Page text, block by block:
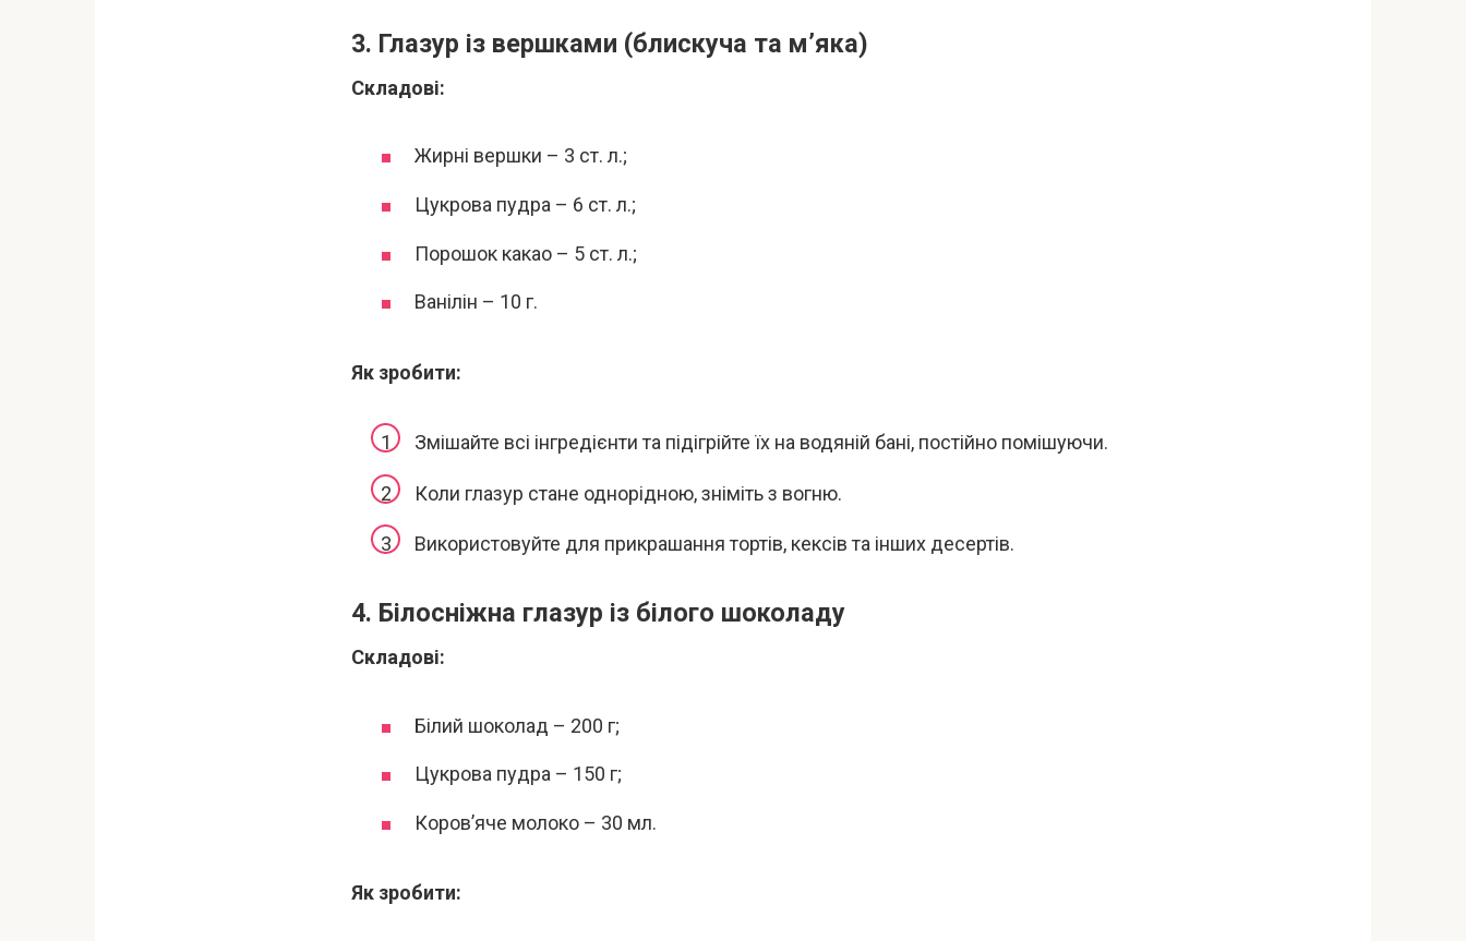
3. Глазур із вершками (блискуча та м’яка)
Складові:
Жирні вершки – 3 ст. л.;
Цукрова пудра – 6 ст. л.;
Порошок какао – 5 ст. л.;
Ванілін – 10 г.
Як зробити:
Змішайте всі інгредієнти та підігрійте їх на водяній бані, постійно помішуючи.
Коли глазур стане однорідною, зніміть з вогню.
Використовуйте для прикрашання тортів, кексів та інших десертів.
4. Білосніжна глазур із білого шоколаду
Складові:
Білий шоколад – 200 г;
Цукрова пудра – 150 г;
Коров’яче молоко – 30 мл.
Як зробити: